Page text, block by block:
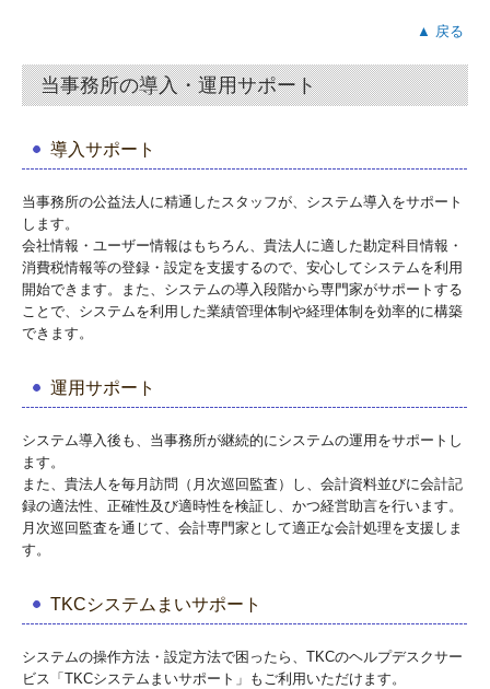
▲ 戻る
当事務所の導入・運用サポート
導入サポート
当事務所の公益法人に精通したスタッフが、システム導入をサポート
します。
会社情報・ユーザー情報はもちろん、貴法人に適した勘定科目情報・
消費税情報等の登録・設定を支援するので、安心してシステムを利用
開始できます。また、システムの導入段階から専門家がサポートする
ことで、システムを利用した業績管理体制や経理体制を効率的に構築
できます。
運用サポート
システム導入後も、当事務所が継続的にシステムの運用をサポートし
ます。
また、貴法人を毎月訪問（月次巡回監査）し、会計資料並びに会計記
録の適法性、正確性及び適時性を検証し、かつ経営助言を行います。
月次巡回監査を通じて、会計専門家として適正な会計処理を支援しま
す。
TKCシステムまいサポート
システムの操作方法・設定方法で困ったら、TKCのヘルプデスクサー
ビス「TKCシステムまいサポート」もご利用いただけます。